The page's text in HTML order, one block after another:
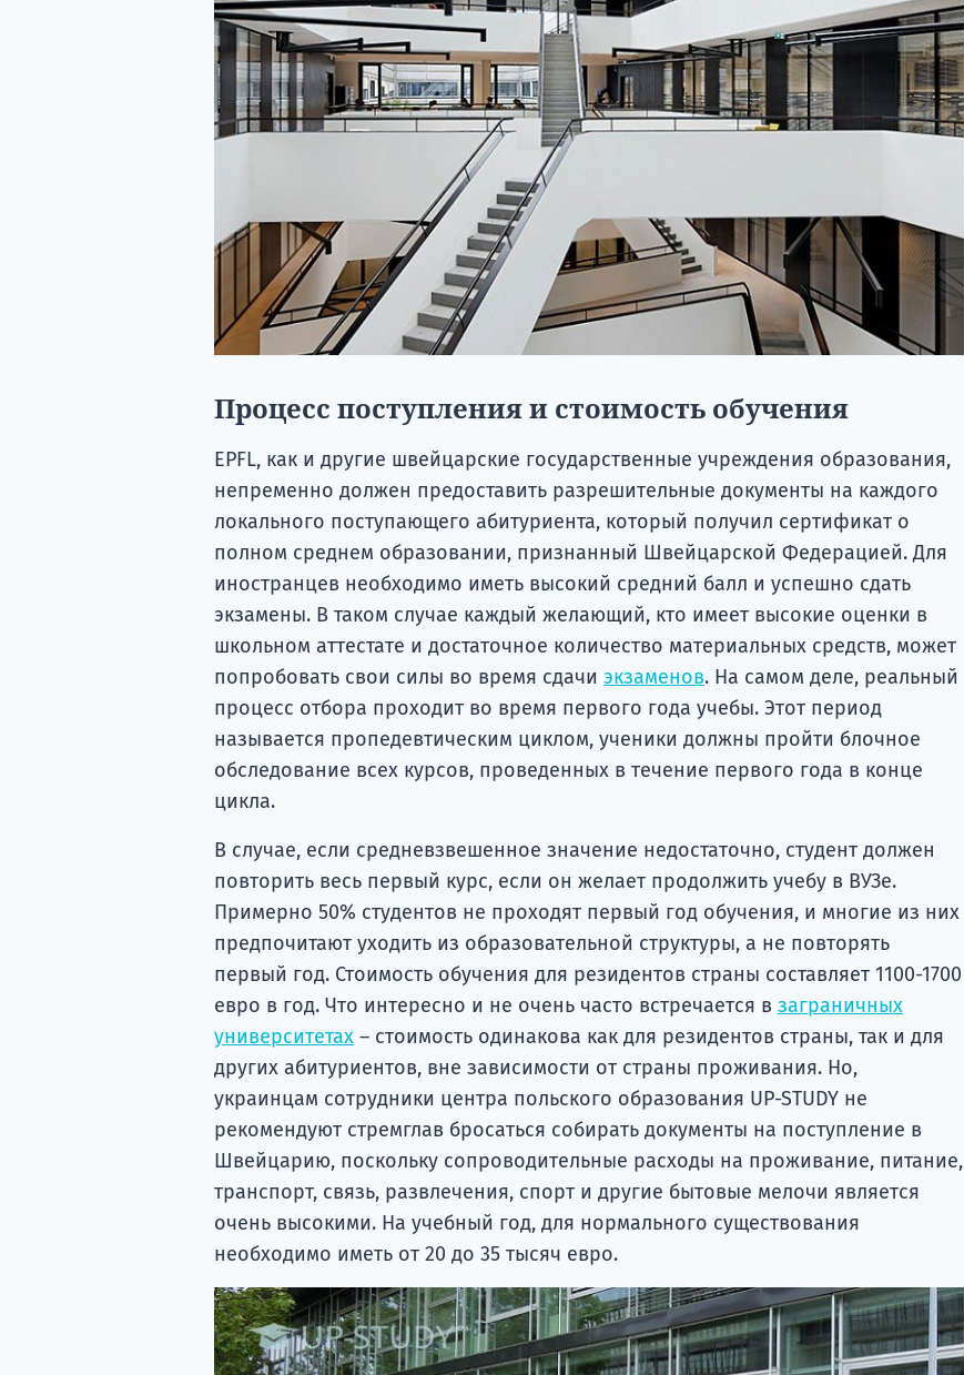
Процесс поступления и стоимость обучения
EPFL, как и другие швейцарские государственные учреждения образования,
непременно должен предоставить разрешительные документы на каждого
локального поступающего абитуриента, который получил сертификат о
полном среднем образовании, признанный Швейцарской Федерацией. Для
иностранцев необходимо иметь высокий средний балл и успешно сдать
экзамены. В таком случае каждый желающий, кто имеет высокие оценки в
школьном аттестате и достаточное количество материальных средств, может
попробовать свои силы во время сдачи экзаменов. На самом деле, реальный
процесс отбора проходит во время первого года учебы. Этот период
называется пропедевтическим циклом, ученики должны пройти блочное
обследование всех курсов, проведенных в течение первого года в конце
цикла.
В случае, если средневзвешенное значение недостаточно, студент должен
повторить весь первый курс, если он желает продолжить учебу в ВУЗе.
Примерно 50% студентов не проходят первый год обучения, и многие из них
предпочитают уходить из образовательной структуры, а не повторять
первый год. Стоимость обучения для резидентов страны составляет 1100-1700
евро в год. Что интересно и не очень часто встречается в заграничных
университетах– стоимость одинакова как для резидентов страны, так и для
других абитуриентов, вне зависимости от страны проживания. Но,
украинцам сотрудники центра польского образования UP-STUDY не
рекомендуют стремглав бросаться собирать документы на поступление в
Швейцарию, поскольку сопроводительные расходы на проживание, питание,
транспорт, связь, развлечения, спорт и другие бытовые мелочи является
очень высокими. На учебный год, для нормального существования
необходимо иметь от 20 до 35 тысяч евро.